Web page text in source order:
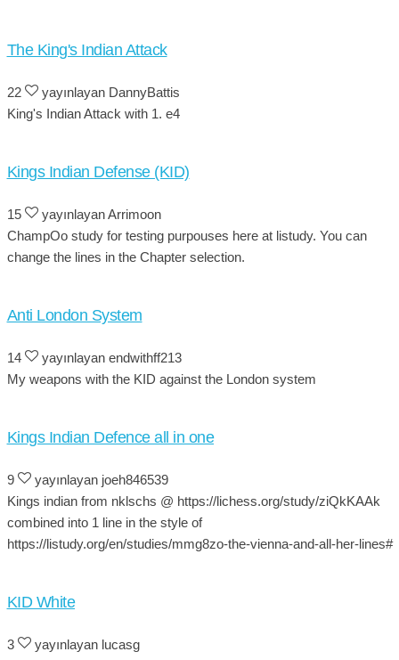
The King's Indian Attack
22
yayınlayan DannyBattis
King's Indian Attack with 1. e4
Kings Indian Defense (KID)
15
yayınlayan Arrimoon
ChampOo study for testing purpouses here at listudy. You can
change the lines in the Chapter selection.
Anti London System
14
yayınlayan endwithff213
My weapons with the KID against the London system
Kings Indian Defence all in one
9
yayınlayan joeh846539
Kings indian from nklschs @ https://lichess.org/study/ziQkKAAk
combined into 1 line in the style of
https://listudy.org/en/studies/mmg8zo-the-vienna-and-all-her-lines#
KID White
3
yayınlayan lucasg